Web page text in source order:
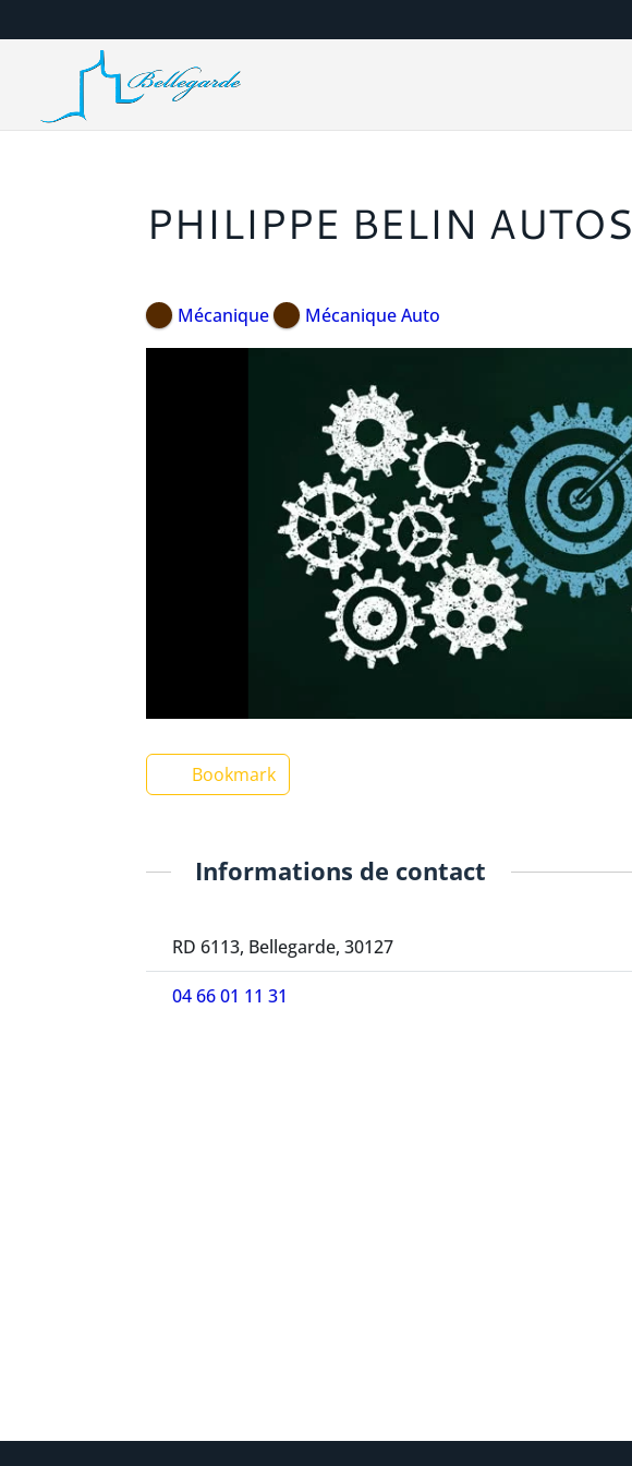
PHILIPPE BELIN AUTOS
Mécanique Mécanique Auto
Bookmark
Informations de contact
RD 6113, Bellegarde, 30127
04 66 01 11 31